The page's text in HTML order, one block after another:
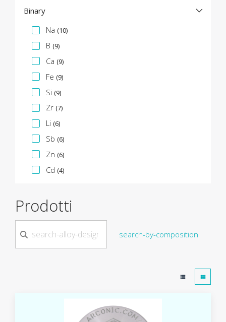
Binary
Facet specifica
Na (10)
B (9)
Ca (9)
Fe (9)
Si (9)
Zr (7)
Li (6)
Sb (6)
Zn (6)
Cd (4)
Prodotti
search-by-composition